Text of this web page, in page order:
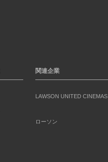
関連企業
LAWSON UNITED CINEMAS
ローソン